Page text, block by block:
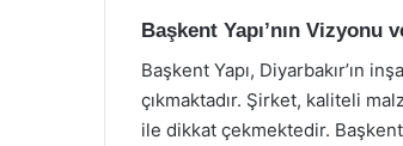
Başkent Yapı’nın Vizyonu
Başkent Yapı, Diyarbakır’ın
çıkmaktadır. Şirket, kaliteli
ile dikkat çekmektedir.